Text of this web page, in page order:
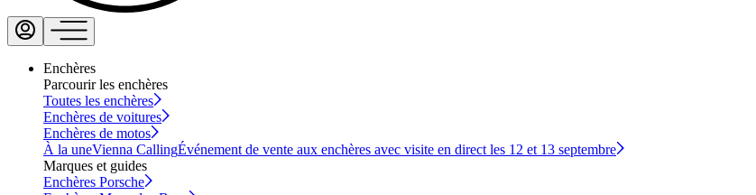
Enchères
Parcourir les enchères
Toutes les enchères
Enchères de voitures
Enchères de motos
À la uneVienna CallingÉvénement de vente aux enchères avec visite en direct les 12 et 13 septembre
Marques et guides
Enchères Porsche